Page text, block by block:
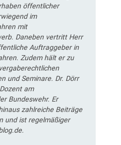
öffentlicher
im
mit
Daneben vertritt Herr
Auftraggeber in
Zudem hält er zu
und Seminare. Dr. Dörr
am
Bundeswehr. Er
zahlreiche Beiträge
und ist regelmäßiger